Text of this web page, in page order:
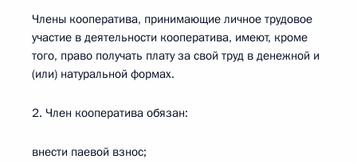
Члены кооператива, принимающие личное трудовое
участие в деятельности кооператива, имеют, кроме
того, право получать плату за свой труд в денежной и
(или) натуральной формах.
2. Член кооператива обязан:
внести паевой взнос;